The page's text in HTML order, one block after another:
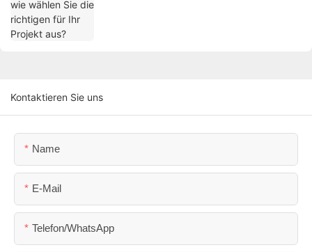
Kontaktieren Sie uns
Name
E-Mail
Telefon/WhatsApp